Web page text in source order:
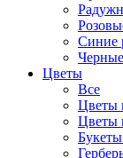
Синие
Цветы
Все
Цветы
Цветы